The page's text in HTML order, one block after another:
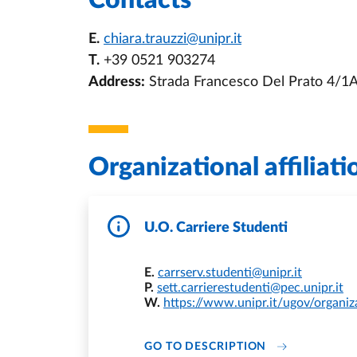
E. chiara.trauzzi@unipr.it
T. +39 0521 903274
Address: Strada Francesco Del Prato 4/
Organizational
U.O. Carriere Studenti
E. carrserv.studenti@unipr.it
P. sett.carrierestudenti@pec.unipr.it
W. https://www.unipr.it/ugov/
GO TO DESCRIPTION DI U.O.